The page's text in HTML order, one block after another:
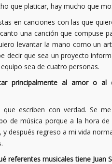
que platicar, hay mucho que
en canciones con las que
una canción que compuse
levantar la mano como un
decir que sea un proyecto
sea de cuatro personas.
principalmente al amor o al
escriben con verdad. Se
de música porque a la hora
después regreso a mi vida
referentes musicales tiene Juan